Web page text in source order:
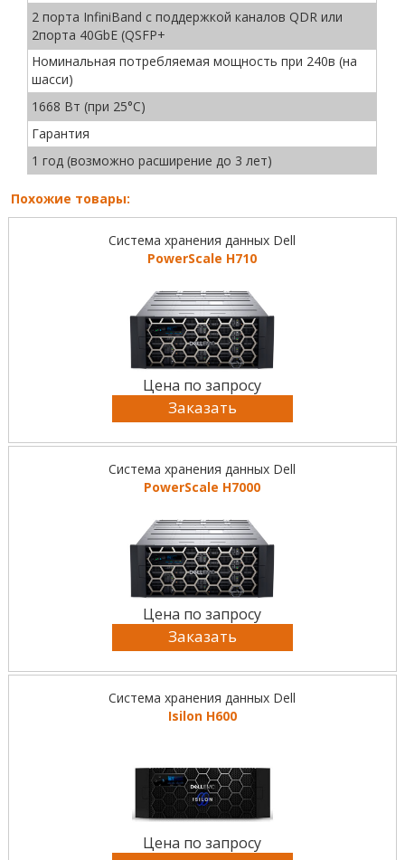
2 порта InfiniBand с поддержкой каналов QDR или
2порта 40GbE (QSFP+
Номинальная потребляемая мощность при 240в (на
шасси)
1668 Вт (при 25°C)
Гарантия
1 год (возможно расширение до 3 лет)
Похожие товары:
Система хранения данных Dell
PowerScale H710
Цена по запросу
Заказать
Система хранения данных Dell
PowerScale H7000
Цена по запросу
Заказать
Система хранения данных Dell
Isilon H600
Цена по запросу